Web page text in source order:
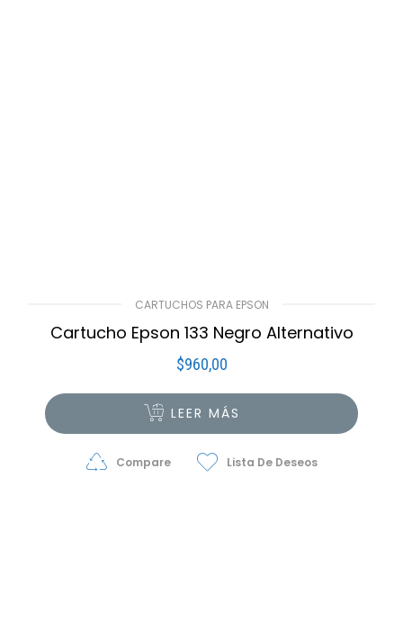
CARTUCHOS PARA EPSON
Cartucho Epson 133 Negro Alternativo
$960,00
LEER MÁS
Compare Lista De Deseos